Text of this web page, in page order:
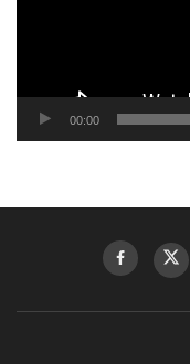
00:00